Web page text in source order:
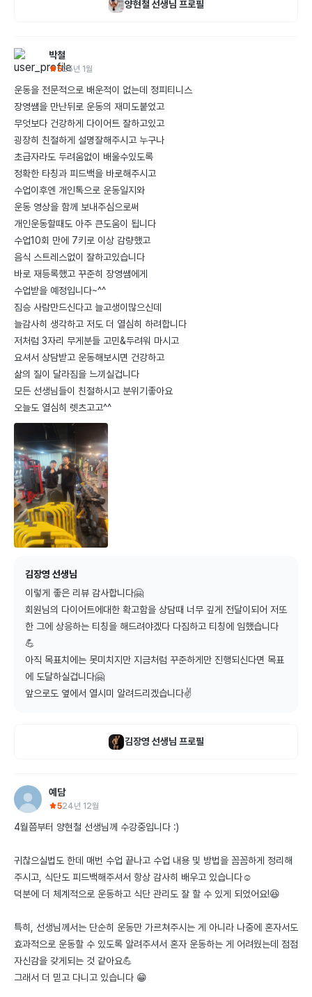
양현철 선생님 프로필
박철
525년 1월
운동을 전문적으로 배운적이 없는데 정피티니스
장영쌤을 만난뒤로 운동의 재미도붙었고
무엇보다 건강하게 다이어트 잘하고있고
굉장히 친절하게 설명잘해주시고 누구나
초급자라도 두려움없이 배울수있도록
정확한 타칭과 피드백을 바로해주시고
수업이후엔 개인톡으로 운동일지와
운동 영상을 함께 보내주심으로써
개인운동할때도 아주 큰도움이 됩니다
수업10회 만에 7키로 이상 감량했고
음식 스트레스없이 잘하고있습니다
바로 재등록했고 꾸준히 장영쌤에게
수업받을 예정입니다~^^
짐승 사람만드신다고 늘고생이많으신데
늘감사히 생각하고 저도 더 열심히 하려합니다
저처럼 3자리 무게분들 고민&두려워 마시고
요셔서 상담받고 운동해보시면 건강하고
삶의 질이 달라짐을 느끼실겁니다
모든 선생님들이 친절하시고 분위기좋아요
오늘도 열심히 렛츠고고^^
김장영 선생님
이렇게 좋은 리뷰 감사합니다🤗
회원님의 다이어트에대한 확고함을 상담때 너무 깊게 전달이되어 저또
한 그에 상응하는 티칭을 해드려야겠다 다짐하고 티칭에 임했습니다
💪
아직 목표치에는 못미치지만 지금처럼 꾸준하게만 진행되신다면 목표
에 도달하실겁니다🤗
앞으로도 옆에서 열시미 알려드리겠습니다✌️
김장영 선생님 프로필
예담
524년 12월
4월쯤부터 양현철 선생님께 수강중입니다 :)
귀찮으실법도 한데 매번 수업 끝나고 수업 내용 및 방법을 꼼꼼하게 정리해
주시고, 식단도 피드백해주셔서 항상 감사히 배우고 있습니다☺️
덕분에 더 체계적으로 운동하고 식단 관리도 잘 할 수 있게 되었어요!😆
특히, 선생님께서는 단순히 운동만 가르쳐주시는 게 아니라 나중에 혼자서도
효과적으로 운동할 수 있도록 알려주셔서 혼자 운동하는 게 어려웠는데 점점
자신감을 갖게되는 것 같아요💪
그래서 더 믿고 다니고 있습니다 😁